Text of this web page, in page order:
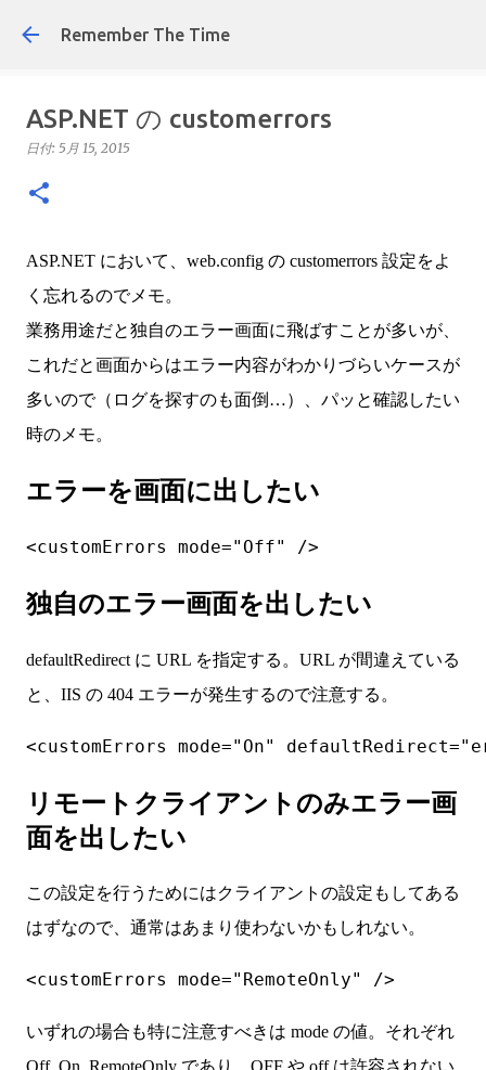
スキップしてメイン コンテンツに移動
Remember The Time
ASP.NET の customerrors
日付: 5月 15, 2015
ASP.NET において、web.config の customerrors 設定をよ
く忘れるのでメモ。
業務用途だと独自のエラー画面に飛ばすことが多いが、
これだと画面からはエラー内容がわかりづらいケースが
多いので（ログを探すのも面倒…）、パッと確認したい
時のメモ。
エラーを画面に出したい
<customErrors mode="Off" />
独自のエラー画面を出したい
defaultRedirect に URL を指定する。URL が間違えている
と、IIS の 404 エラーが発生するので注意する。
<customErrors mode="On"
リモートクライアントのみエラー画
面を出したい
この設定を行うためにはクライアントの設定もしてある
はずなので、通常はあまり使わないかもしれない。
<customErrors mode="RemoteOnly" />
いずれの場合も特に注意すべきは mode の値。それぞれ